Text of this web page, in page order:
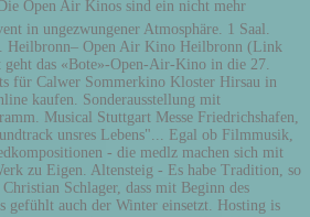
Die Open Air Kinos sind ein nicht mehr
in ungezwungener Atmosphäre. 1 Saal.
Heilbronn– Open Air Kino Heilbronn (Link
geht das «Bote»-Open-Air-Kino in die 27.
für Calwer Sommerkino Kloster Hirsau in
kaufen. Sonderausstellung mit
Musical Stuttgart Messe Friedrichshafen,
unsres Lebens"... Egal ob Filmmusik,
- die medlz machen sich mit
zu Eigen. Altensteig - Es habe Tradition, so
Schlager, dass mit Beginn des
gefühlt auch der Winter einsetzt. Hosting is